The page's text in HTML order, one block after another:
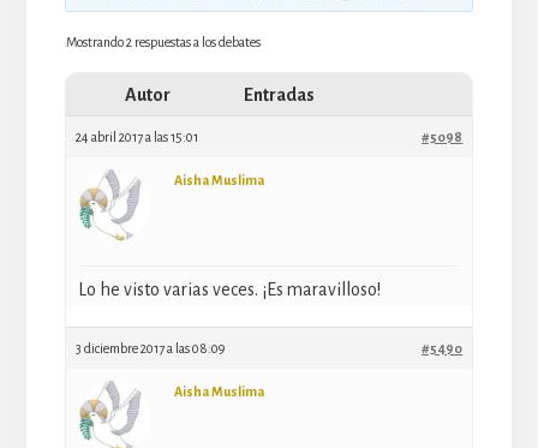
Mostrando 2 respuestas a los debates
Autor Entradas
24 abril 2017 a las 15:01 #5098
Aisha Muslima
Lo he visto varias veces. ¡Es maravilloso!
3 diciembre 2017 a las 08:09 #5490
Aisha Muslima